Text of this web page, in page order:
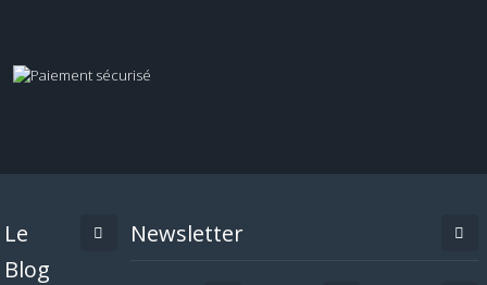
Le
Blog
Newsletter